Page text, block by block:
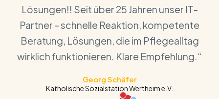
Lösungen!! Seit über 25 Jahren unser IT-
Partner – schnelle Reaktion, kompetente
Beratung, Lösungen, die im Pflegealltag
wirklich funktionieren. Klare Empfehlung.“
Georg Schäfer
Katholische Sozialstation Wertheim e.V.